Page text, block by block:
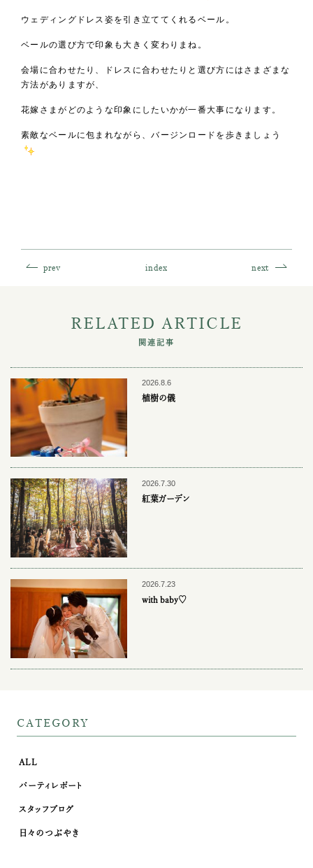
ウェディングドレス姿を引き立ててくれるベール。
ベールの選び方で印象も大きく変わりまね。
会場に合わせたり、ドレスに合わせたりと選び方にはさまざまな
方法がありますが、
花嫁さまがどのような印象にしたいかが一番大事になります。
素敵なベールに包まれながら、バージンロードを歩きましょう
prev index next
RELATED ARTICLE
関連記事
2026.8.6
植樹の儀
2026.7.30
紅葉ガーデン
2026.7.23
with baby♡
CATEGORY
ALL
パーティレポート
スタッフブログ
日々のつぶやき